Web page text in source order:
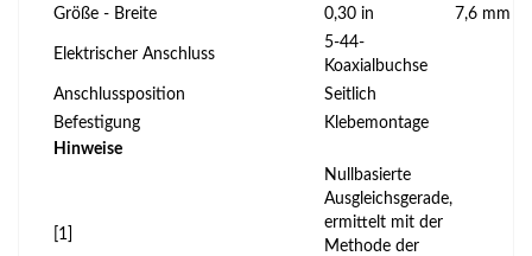
Größe - Breite
0,30 in 7,6 mm
Elektrischer Anschluss
5-44-
Koaxialbuchse
Anschlussposition
Seitlich
Befestigung
Klebemontage
Hinweise
[1]
Nullbasierte
Ausgleichsgerade,
ermittelt mit der
Methode der